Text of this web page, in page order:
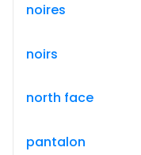
noires
noirs
north face
pantalon